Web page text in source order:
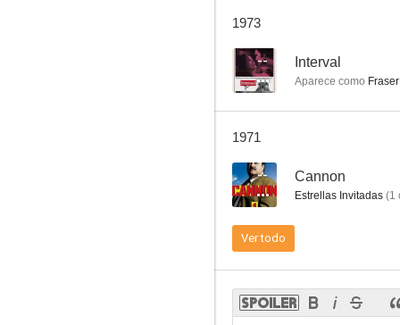
1973
-- Interval
Aparece como Fraser
1971
-- Cannon
Estrellas Invitadas (1
Ver todo